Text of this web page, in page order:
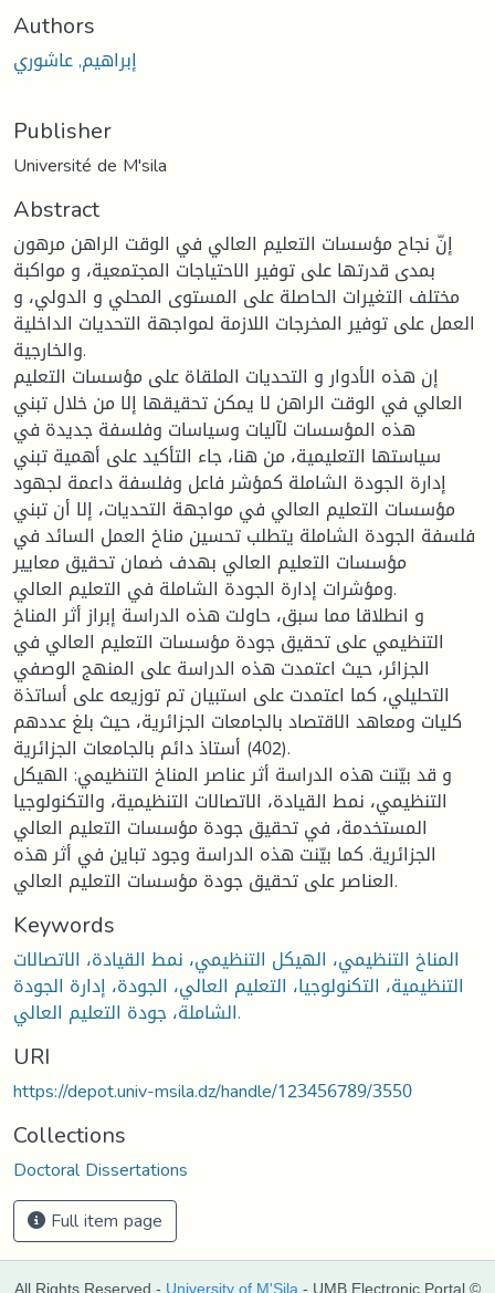
Authors
إبراهيم, عاشوري
Publisher
Université de M'sila
Abstract
إنّ نجاح مؤسسات التعليم العالي في الوقت الراهن مرهون
بمدى قدرتها على توفير الاحتياجات المجتمعية، و مواكبة
مختلف التغيرات الحاصلة على المستوى المحلي و الدولي، و
العمل على توفير المخرجات اللازمة لمواجهة التحديات الداخلية
والخارجية.
إن هذه الأدوار و التحديات الملقاة على مؤسسات التعليم
العالي في الوقت الراهن لا يمكن تحقيقها إلا من خلال تبني
هذه المؤسسات لآليات وسياسات وفلسفة جديدة في
سياستها التعليمية، من هنا، جاء التأكيد على أهمية تبني
إدارة الجودة الشاملة كمؤشر فاعل وفلسفة داعمة لجهود
مؤسسات التعليم العالي في مواجهة التحديات، إلا أن تبني
فلسفة الجودة الشاملة يتطلب تحسين مناخ العمل السائد في
مؤسسات التعليم العالي بهدف ضمان تحقيق معايير
ومؤشرات إدارة الجودة الشاملة في التعليم العالي.
و انطلاقا مما سبق، حاولت هذه الدراسة إبراز أثر المناخ
التنظيمي على تحقيق جودة مؤسسات التعليم العالي في
الجزائر، حيث اعتمدت هذه الدراسة على المنهج الوصفي
التحليلي، كما اعتمدت على استبيان تم توزيعه على أساتذة
كليات ومعاهد الاقتصاد بالجامعات الجزائرية، حيث بلغ عددهم
(402) أستاذ دائم بالجامعات الجزائرية.
و قد بيّنت هذه الدراسة أثر عناصر المناخ التنظيمي: الهيكل
التنظيمي، نمط القيادة، الاتصالات التنظيمية، والتكنولوجيا
المستخدمة، في تحقيق جودة مؤسسات التعليم العالي
الجزائرية. كما بيّنت هذه الدراسة وجود تباين في أثر هذه
العناصر على تحقيق جودة مؤسسات التعليم العالي.
Keywords
المناخ التنظيمي، الهيكل التنظيمي، نمط القيادة، الاتصالات
التنظيمية، التكنولوجيا، التعليم العالي، الجودة، إدارة الجودة
الشاملة، جودة التعليم العالي.
URI
https://depot.univ-msila.dz/handle/123456789/3550
Collections
Doctoral Dissertations
Full item page
All Rights Reserved - University of M'Sila - UMB Electronic Portal ©